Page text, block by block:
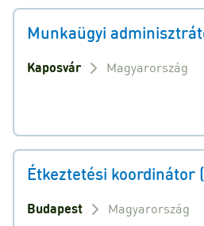
Munkaügyi
Kaposvár Magyarország
Étkeztetési koordinátor
Budapest Magyarország